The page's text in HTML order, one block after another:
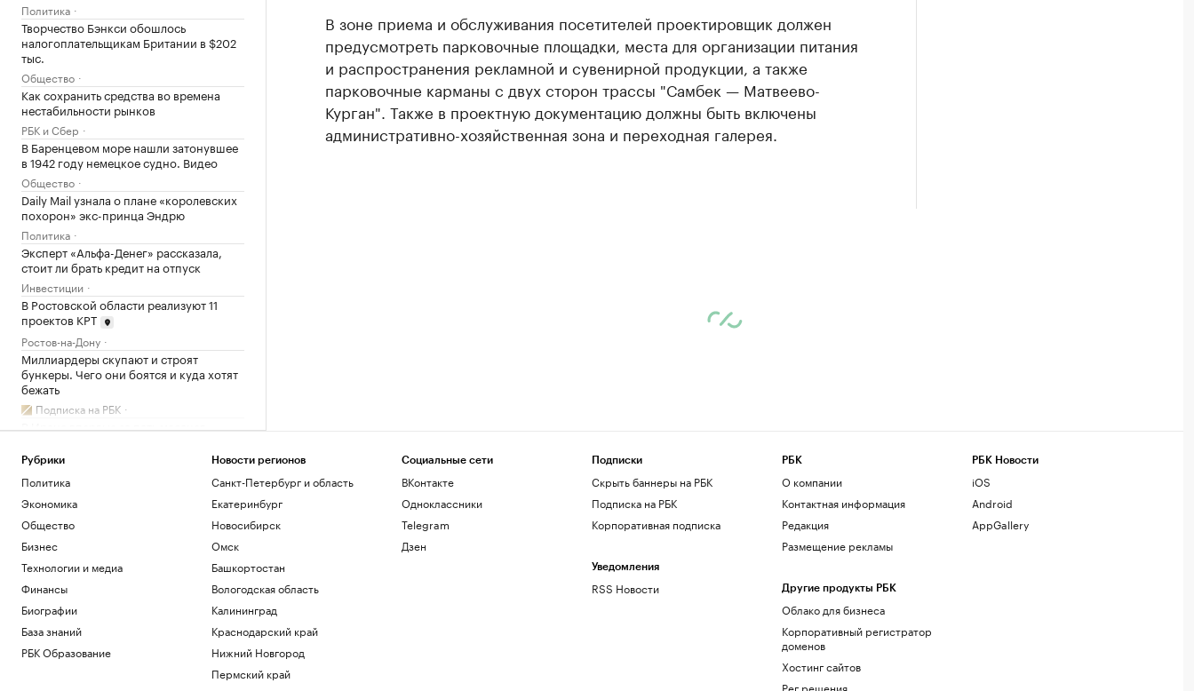
Политика
Творчество Бэнкси обошлось
налогоплательщикам Британии в $202
тыс.
Общество
Как сохранить средства во времена
нестабильности рынков
РБК и Сбер
В Баренцевом море нашли затонувшее
в 1942 году немецкое судно. Видео
Общество
Daily Mail узнала о плане «королевских
похорон» экс-принца Эндрю
Политика
Эксперт «Альфа-Денег» рассказала,
стоит ли брать кредит на отпуск
Инвестиции
В Ростовской области реализуют 11
проектов КРТ
Ростов-на-Дону
Миллиардеры скупают и строят
бункеры. Чего они боятся и куда хотят
бежать
Подписка на РБК
Видео
Политика
Как облигационный долг помог решить
задачи реального бизнеса. Кейсы
РБК и МСП Банк
Военная операция на Украине. Онлайн
Политика
В зоне приема и обслуживания посетителей проектировщик должен
предусмотреть парковочные площадки, места для организации питания
и распространения рекламной и сувенирной продукции, а также
парковочные карманы с двух сторон трассы "Самбек — Матвеево-
Курган". Также в проектную документацию должны быть включены
административно-хозяйственная зона и переходная галерея.
Рубрики
Политика
Экономика
Общество
Бизнес
Технологии и медиа
Финансы
Биографии
База знаний
РБК Образование
Новости регионов
Санкт-Петербург и область
Екатеринбург
Новосибирск
Омск
Башкортостан
Вологодская область
Калининград
Краснодарский край
Нижний Новгород
Пермский край
Социальные сети
ВКонтакте
Одноклассники
Telegram
Дзен
Подписки
Скрыть баннеры на РБК
Подписка на РБК
Корпоративная подписка
Уведомления
RSS Новости
РБК
О компании
Контактная информация
Редакция
Размещение рекламы
Другие продукты РБК
Облако для бизнеса
Корпоративный регистратор
доменов
Хостинг сайтов
Рег.решения
РБК Новости
iOS
Android
AppGallery